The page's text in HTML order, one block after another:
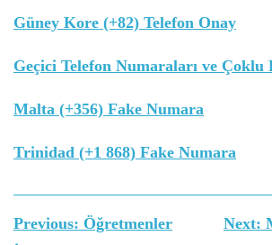
Güney Kore (+82) Telefon Onay
Geçici Telefon Numaraları ve Çoklu
Malta (+356) Fake Numara
Trinidad (+1 868) Fake Numara
Yazı
Previous: Öğretmenler
Next: